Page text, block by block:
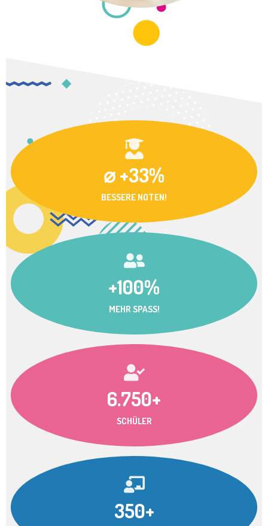
⌀ +33%
BESSERE NOTEN!
+100%
MEHR SPASS!
6.750+
SCHÜLER
350+